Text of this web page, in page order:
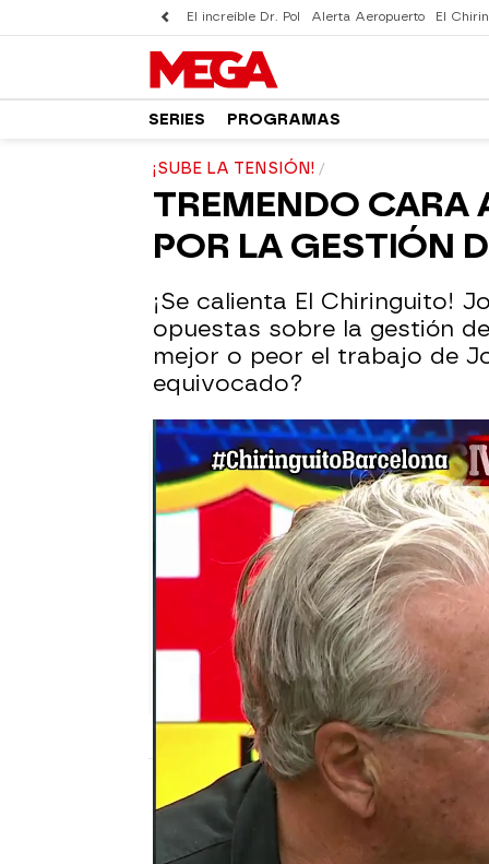
El increíble Dr. Pol Alerta Aeropuerto El
SERIES PROGRAMAS
¡SUBE LA TENSIÓN!
TREMENDO CARA
POR LA GESTIÓN
¡Se calienta El Chiringuito!
opuestas sobre la gestión
mejor o peor el trabajo de
equivocado?
El Chiringuito
Madrid
Actualizado:
01 de noviembre de 2021,
Publicado:
01 de noviembre de 2021,